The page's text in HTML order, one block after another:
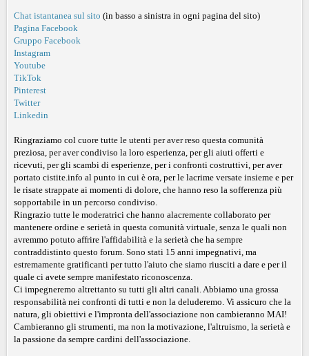
Chat istantanea sul sito (in basso a sinistra in ogni pagina del sito)
Pagina Facebook
Gruppo Facebook
Instagram
Youtube
TikTok
Pinterest
Twitter
Linkedin
Ringraziamo col cuore tutte le utenti per aver reso questa comunità
preziosa, per aver condiviso la loro esperienza, per gli aiuti offerti e
ricevuti, per gli scambi di esperienze, per i confronti costruttivi, per aver
portato cistite.info al punto in cui è ora, per le lacrime versate insieme e per
le risate strappate ai momenti di dolore, che hanno reso la sofferenza più
sopportabile in un percorso condiviso.
Ringrazio tutte le moderatrici che hanno alacremente collaborato per
mantenere ordine e serietà in questa comunità virtuale, senza le quali non
avremmo potuto affrire l'affidabilità e la serietà che ha sempre
contraddistinto questo forum. Sono stati 15 anni impegnativi, ma
estremamente gratificanti per tutto l'aiuto che siamo riusciti a dare e per il
quale ci avete sempre manifestato riconoscenza.
Ci impegneremo altrettanto su tutti gli altri canali. Abbiamo una grossa
responsabilità nei confronti di tutti e non la deluderemo. Vi assicuro che la
natura, gli obiettivi e l'impronta dell'associazione non cambieranno MAI!
Cambieranno gli strumenti, ma non la motivazione, l'altruismo, la serietà e
la passione da sempre cardini dell'associazione.